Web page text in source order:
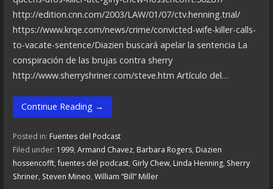
http://edition.cnn.com/2003/LAW/01/07/ctv.henning.trial/
https://www.krqe.com/news/crime/convicted-wife-killer-calls-
to-vacate-sentence/Diazien buscará apelar la sentencia La
conspiración de las brujas contra sherry
http://www.sherryshriner.com/steve.htm Artículo del…
Continue Reading →
Posted in: Fuentes del Podcast
Filed under: 1999, Armand Chavez, Barbara Rogers, Diazien
hossencofft,fuentes del podcast, Girly Chew, Linda Henning, Sherry
Shriner, Steven Mineo, William “Bill” Miller